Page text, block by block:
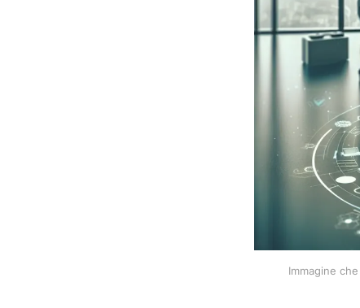
Immagine